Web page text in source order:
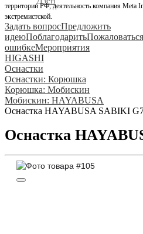
территории РФ, деятельность компания Meta
экстремистской.
Задать вопросПредложить
идеюПоблагодаритьПожаловаться
ошибкеМероприятия
HIGASHI
Оснастки
Оснастки: Корюшка
Корюшка: Мобискин
Мобискин: HAYABUSA
Оснастка HAYABUSA SABIKI
Оснастка